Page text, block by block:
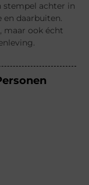
stempel achter in
daarbuiten.
maar ook écht